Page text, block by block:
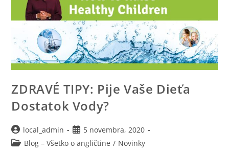
ZDRAVÉ TIPY: Pije Vaše Dieťa
Dostatok Vody?
local_admin
5 novembra, 2020
Blog – Všetko o angličtine / Novinky